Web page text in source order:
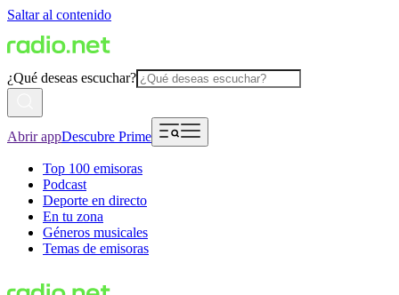
Saltar al contenido
¿Qué deseas escuchar?
Abrir appDescubre Prime
Top 100 emisoras
Podcast
Deporte en directo
En tu zona
Géneros musicales
Temas de emisoras